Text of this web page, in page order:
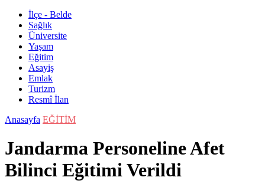
İlçe - Belde
Sağlık
Üniversite
Yaşam
Eğitim
Asayiş
Emlak
Turizm
Resmî İlan
Anasayfa EĞİTİM
Jandarma Personeline Afet
Bilinci Eğitimi Verildi